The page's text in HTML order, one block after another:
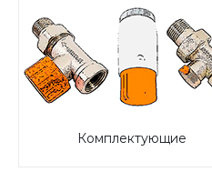
Комплектующие